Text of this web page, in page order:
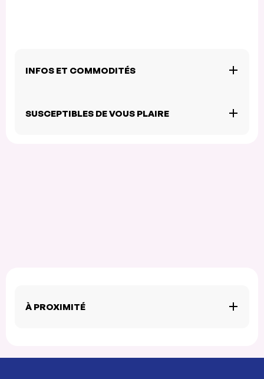
INFOS ET COMMODITÉS
SUSCEPTIBLES DE VOUS PLAIRE
À PROXIMITÉ